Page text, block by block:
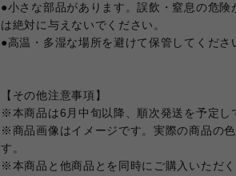
●小さな部品があります。誤飲・窒息の危
は絶対に与えないでください。
●高温・多湿な場所を避けて保管してくださ
【その他注意事項】
※本商品は6月中旬以降、順次発送を予定し
※商品画像はイメージです。実際の商品の
す。
※本商品と他商品とを同時にご購入いただ